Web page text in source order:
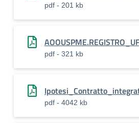
pdf - 201 kb
pdf - 321 kb
pdf - 4042 kb